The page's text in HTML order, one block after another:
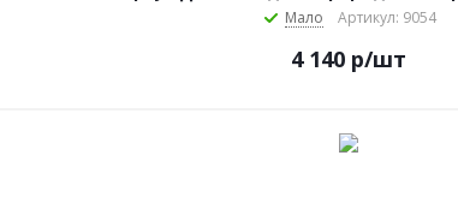
Мало Артикул: 9054
4 140 р/шт